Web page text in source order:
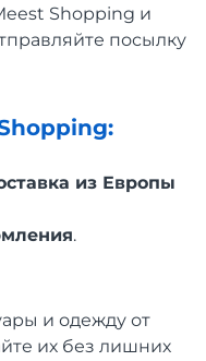
Shopping и
посылку
из Европы
.
и одежду от
их без лишних